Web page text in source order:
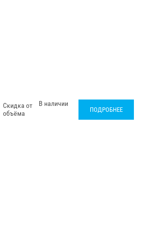
Скидка от
объёма
В наличии
ПОДРОБНЕЕ